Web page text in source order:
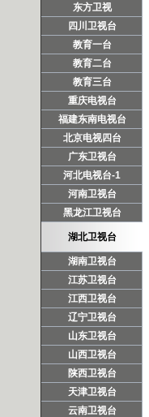
东方卫视
四川卫视台
教育一台
教育二台
教育三台
重庆电视台
福建东南电视台
北京电视四台
广东卫视台
河北电视台-1
河南卫视台
黑龙江卫视台
湖北卫视台
湖南卫视台
江苏卫视台
江西卫视台
辽宁卫视台
山东卫视台
山西卫视台
陕西卫视台
天津卫视台
云南卫视台